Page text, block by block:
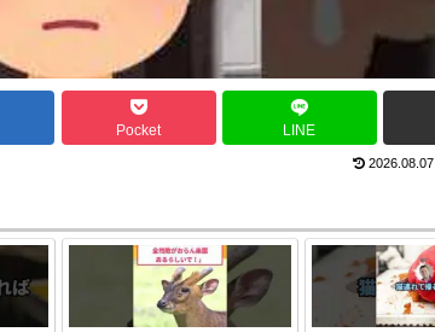
Pocket LINE
2026.08.07